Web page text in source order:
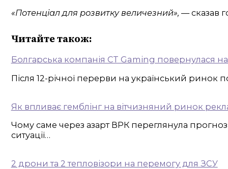
«Потенціал для розвитку величезний», — сказав
Читайте також:
Болгарська компанія CT Gaming повернулася на
Після 12-річної перерви на український ринок
Як впливає гемблінг на вітчизняний ринок
Чому саме через азарт ВРК переглянула
ситуації…
2 дрони та 2 тепловізори на перемогу для ЗСУ